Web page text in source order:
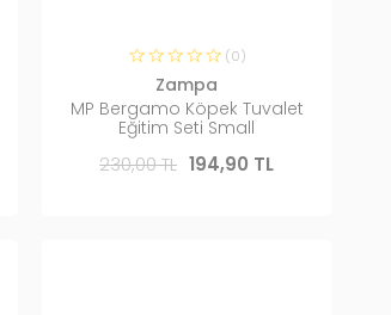
(0)
Zampa
MP Bergamo Köpek Tuvalet
Eğitim Seti Small
230,00 TL 194,90 TL